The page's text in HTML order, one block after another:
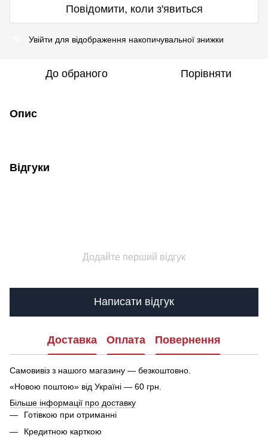
Повідомити, коли з'явиться
Увійти для відображення накопичувальної знижки
До обраного Порівняти
Опис
Відгуки
Додайте перший відгук
Написати відгук
Доставка Оплата Повернення
Самовивіз з нашого магазину — безкоштовно.
«Новою поштою» від Україні — 60 грн.
Більше інформації про доставку
Готівкою при отриманні
Кредитною карткою